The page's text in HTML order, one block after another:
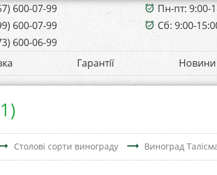
600-07-99
600-07-99
600-06-99
alarm_on Пн-пт: 9:00-
alarm_on Сб: 9:00-
Гарантії Новини
Столові сорти винограду trending_flat Виноград